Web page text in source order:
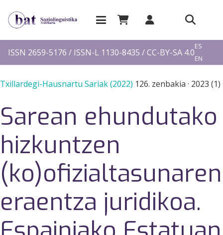
ISSN 2659-5176 / ISSN-L 1130-8435 / CC-BY-SA 4.0
ES
EN
Txillardegi-Hausnartu Sariak (2022) 126. zenbakia · 2023 (1)
Sarean ehundutako
hizkuntzen
(ko)ofizialtasunaren
eraentza juridikoa.